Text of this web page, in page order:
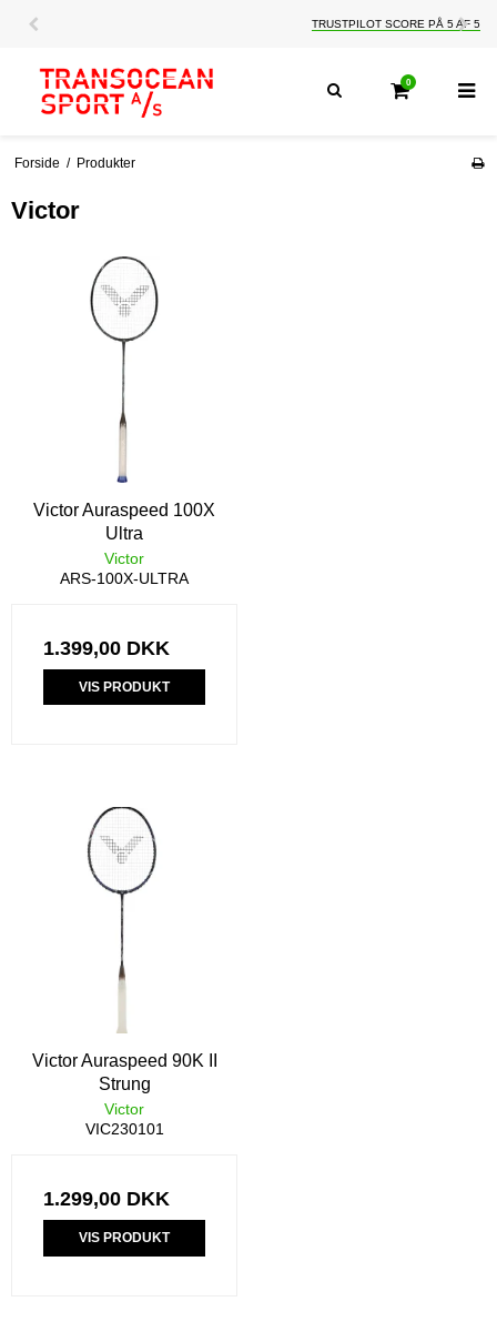
TRUSTPILOT SCORE PÅ 5 AF 5
0
Forside / Produkter
Victor
Victor Auraspeed 100X
Ultra
Victor
ARS-100X-ULTRA
1.399,00 DKK
VIS PRODUKT
Victor Auraspeed 90K II
Strung
Victor
VIC230101
1.299,00 DKK
VIS PRODUKT